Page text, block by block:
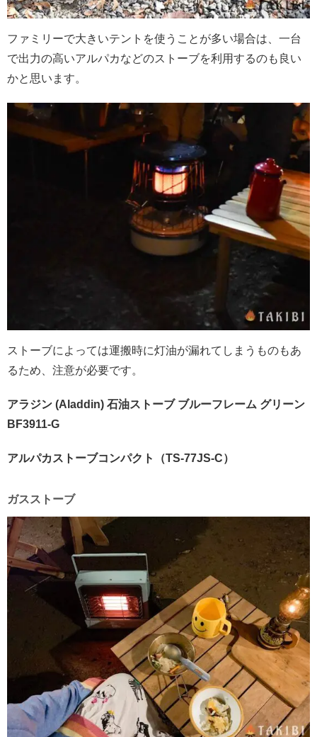
ファミリーで大きいテントを使うことが多い場合は、一台
で出力の高いアルパカなどのストーブを利用するのも良い
かと思います。
ストーブによっては運搬時に灯油が漏れてしまうものもあ
るため、注意が必要です。
アラジン (Aladdin) 石油ストーブ ブルーフレーム グリーン
BF3911-G
アルパカストーブコンパクト（TS-77JS-C）
ガスストーブ